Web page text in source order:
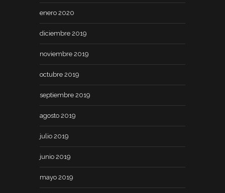
enero 2020
diciembre 2019
noviembre 2019
octubre 2019
septiembre 2019
agosto 2019
julio 2019
junio 2019
mayo 2019